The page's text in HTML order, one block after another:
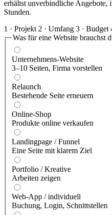
erhältst unverbindliche Angebote,
Stunden.
1 · Projekt 2 · Umfang 3 · Budget
Was für eine Website brauchst
Unternehmens-Website
3–10 Seiten, Firma vorstellen
Relaunch
Bestehende Seite erneuern
Online-Shop
Produkte online verkaufen
Landingpage / Funnel
Eine Seite mit klarem Ziel
Portfolio / Kreative
Arbeiten zeigen
Web-App / individuell
Buchung, Login, Schnittstellen